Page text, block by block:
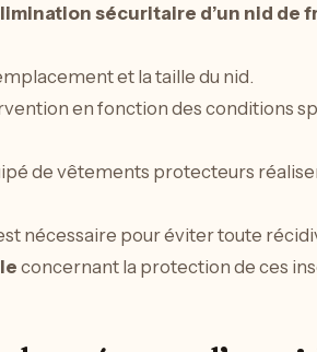
sécuritaire d’un nid de
et la taille du nid.
en fonction des conditions
de vêtements protecteurs
nécessaire pour éviter toute
concernant la protection de ces